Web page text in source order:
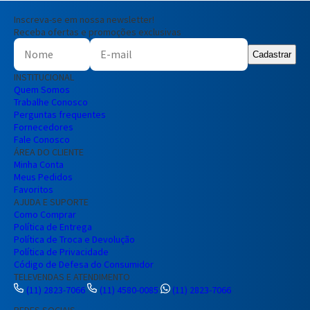
Inscreva-se em nossa newsletter!
Receba ofertas e promoções exclusivas
Cadastrar
INSTITUCIONAL
Quem Somos
Trabalhe Conosco
Perguntas frequentes
Fornecedores
Fale Conosco
ÁREA DO CLIENTE
Minha Conta
Meus Pedidos
Favoritos
AJUDA E SUPORTE
Como Comprar
Política de Entrega
Política de Troca e Devolução
Política de Privacidade
Código de Defesa do Consumidor
TELEVENDAS E ATENDIMENTO
(11) 2823-7066
(11) 4580-0085
(11) 2823-7066